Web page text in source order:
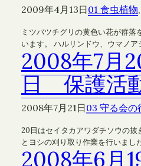
2009年4月13日01 食虫植物,
ミツバツチグリの黄色い花が群落
います。 ハルリンドウ、ウマノ
2008年7月
日 保護活
2008年7月21日03 守る会の
20日はセイタカアワダチソウの抜
とヨシの刈り取り作業を行いま
2008年6月